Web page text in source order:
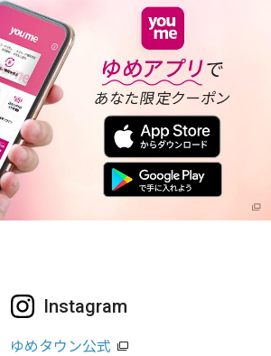
Instagram
ゆめタウン公式